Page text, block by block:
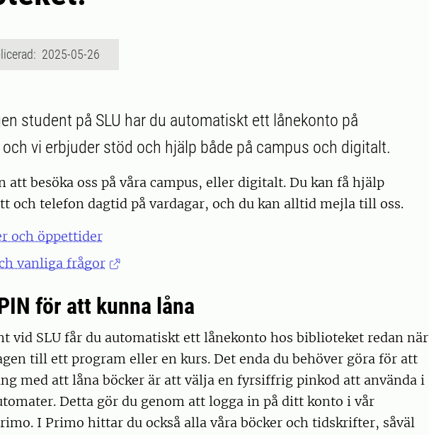
2025-05-26
student på SLU har du automatiskt ett lånekonto på
vi erbjuder stöd och hjälp både på campus och digitalt.
att besöka oss på våra campus, eller digitalt. Du kan få hjälp
och telefon dagtid på vardagar, och du kan alltid mejla till oss.
och öppettider
vanliga frågor
för att kunna låna
vid SLU får du automatiskt ett lånekonto hos biblioteket redan när
till ett program eller en kurs. Det enda du behöver göra för att
med att låna böcker är att välja en fyrsiffrig pinkod att använda i
Detta gör du genom att logga in på ditt konto i vår
I Primo hittar du också alla våra böcker och tidskrifter, såväl